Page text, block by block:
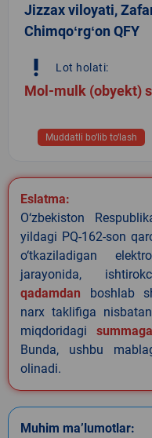
Jizzax viloyati,
Chimqoʻrgʻon QFY
priority_high Lot holati:
Mol-mulk (obyekt)
Muddatli bo‘lib to‘lash
Eslatma:
O‘zbekiston
yildagi PQ-162-son
o‘tkaziladigan
jarayonida,
qadamdan boshlab
narx taklifiga
miqdoridagi
Bunda, ushbu
olinadi.
Muhim ma’lumotlar: